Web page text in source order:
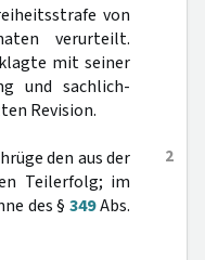
von
verurteilt.
mit seiner
und sachlich-
Revision.
2
den aus der
Teilerfolg; im
des §349Abs.